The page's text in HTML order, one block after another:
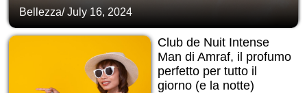
Bellezza/July 16, 2024
Club de Nuit Intense
Man di Amraf, il profumo
perfetto per tutto il
giorno (e la notte)